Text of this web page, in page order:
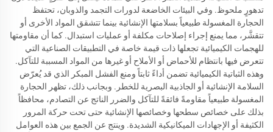
تدهورٍ ملحوظ. وفي البيئات الخاضعة لدورات التجمد والذوبان، تحتفظ
الحجارة المغسولة طبيعياً بسلامتها الإنشائية بينما تتشقق المواد الأخرى أو
تتقشَّر، مما يمنع إجراء إصلاحات مكلفة أو عمليات استبدال. كما أن مقاومتها
للهجمات الكيميائية تجعلها ذات قيمة خاصة في التطبيقات الصناعية التي
تتعرض فيها بانتظام للأحماض أو الأملاح أو غيرها من المواد المسببة للتآكل.
وهذه الثباتية الكيميائية تضمن أداءً ثابتاً ومنع الفشل المبكر الذي قد يُعرّض
السلامة الإنشائية أو الجاذبية البصرية للخطر. وبجانب ذلك، تظهر الحجارة
المغسولة طبيعياً مقاومةً فائقةً للتآكل والضرر الناتج عن التصادم، محافظاً
بذلك على خصائص سطحها وخصائصها الإنشائية حتى تحت حركة المرور
الكثيفة أو الإجهادات الميكانيكية الشديدة. وينتج عن الجمع بين هذه العوامل